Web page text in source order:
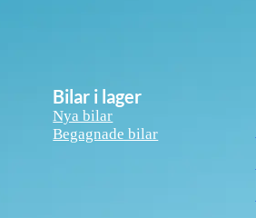
Bilar i lager
Nya bilar
Begagnade bilar